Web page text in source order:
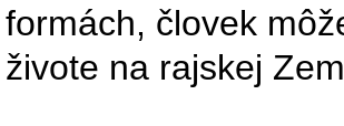
formách, človek
živote na rajskej